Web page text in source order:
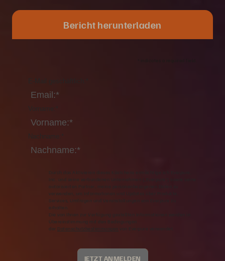
Bericht herunterladen
Vorname:
*
Nachname:
Durch das Aktivieren dieses Kästchens ermächtige ich Everpure,
Inc. und seine verbundenen Unternehmen („Everpure“) sowie seine
autorisierten Partner, meine personenbezogenen Daten zu
verwenden, um Informationen und Updates über Produkte,
Services, Umfragen und Veranstaltungen von Everpure zu
erhalten.
Die von Ihnen zur Verfügung gestellten Informationen werden in
Übereinstimmung mit den Bedingungen
der Datenschutzbestimmungen von Everpure verwendet.
JETZT ANMELDEN